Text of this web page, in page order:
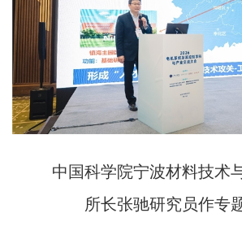
中国科学院宁波材料技术与
所长张驰研究员作专